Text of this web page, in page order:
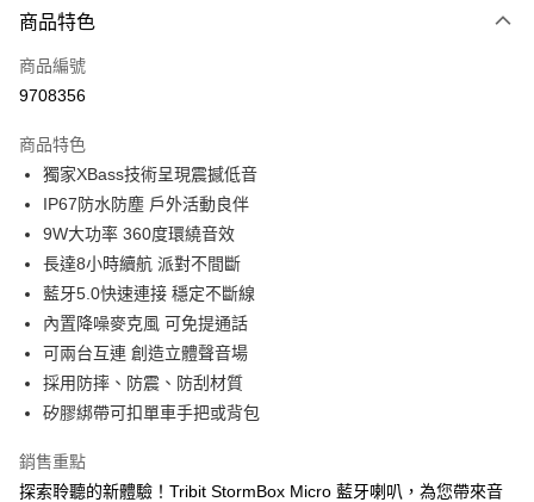
宅配
每筆NT$130，滿NT$399(含以上)免運費
商品特色
商品編號
9708356
商品特色
獨家XBass技術呈現震撼低音
IP67防水防塵 戶外活動良伴
9W大功率 360度環繞音效
長達8小時續航 派對不間斷
藍牙5.0快速連接 穩定不斷線
內置降噪麥克風 可免提通話
可兩台互連 創造立體聲音場
採用防摔、防震、防刮材質
矽膠綁帶可扣單車手把或背包
銷售重點
探索聆聽的新體驗！Tribit StormBox Micro 藍牙喇叭，為您帶來音